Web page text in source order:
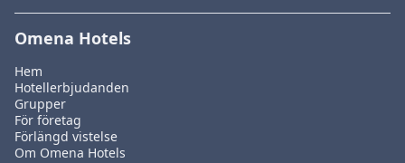
Omena Hotels
Hem
Hotellerbjudanden
Grupper
För företag
Förlängd vistelse
Om Omena Hotels